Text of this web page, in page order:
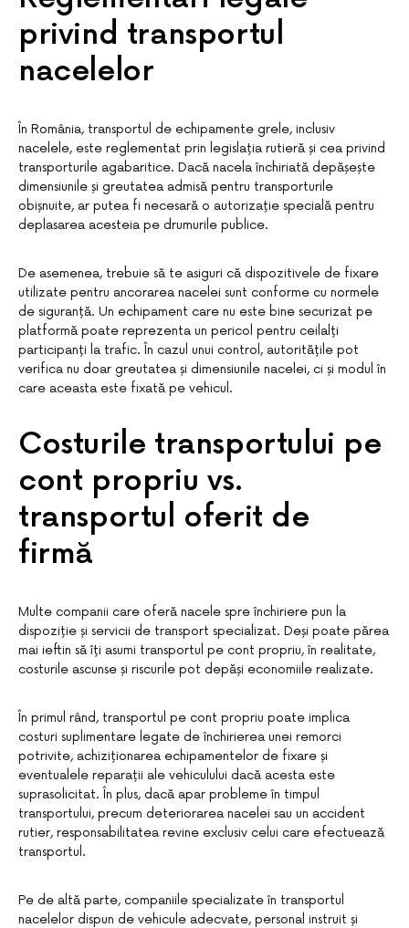
privind transportul
nacelelor
În România, transportul de echipamente grele, inclusiv
nacelele, este reglementat prin legislația rutieră și cea privind
transporturile agabaritice. Dacă nacela închiriată depășește
dimensiunile și greutatea admisă pentru transporturile
obișnuite, ar putea fi necesară o autorizație specială pentru
deplasarea acesteia pe drumurile publice.
De asemenea, trebuie să te asiguri că dispozitivele de fixare
utilizate pentru ancorarea nacelei sunt conforme cu normele
de siguranță. Un echipament care nu este bine securizat pe
platformă poate reprezenta un pericol pentru ceilalți
participanți la trafic. În cazul unui control, autoritățile pot
verifica nu doar greutatea și dimensiunile nacelei, ci și modul în
care aceasta este fixată pe vehicul.
Costurile transportului pe
cont propriu vs.
transportul oferit de
firmă
Multe companii care oferă nacele spre închiriere pun la
dispoziție și servicii de transport specializat. Deși poate părea
mai ieftin să îți asumi transportul pe cont propriu, în realitate,
costurile ascunse și riscurile pot depăși economiile realizate.
În primul rând, transportul pe cont propriu poate implica
costuri suplimentare legate de închirierea unei remorci
potrivite, achiziționarea echipamentelor de fixare și
eventualele reparații ale vehiculului dacă acesta este
suprasolicitat. În plus, dacă apar probleme în timpul
transportului, precum deteriorarea nacelei sau un accident
rutier, responsabilitatea revine exclusiv celui care efectuează
transportul.
Pe de altă parte, companiile specializate în transportul
nacelelor dispun de vehicule adecvate, personal instruit și